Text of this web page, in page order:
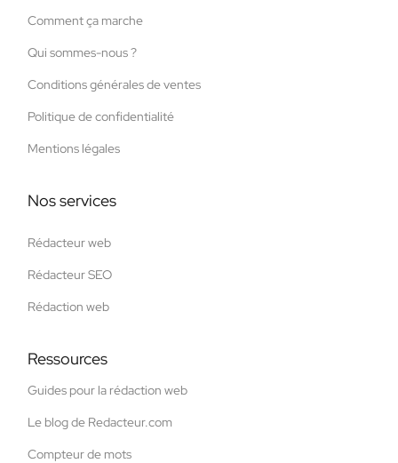
Comment ça marche
Qui sommes-nous ?
Conditions générales de ventes
Politique de confidentialité
Mentions légales
Nos services
Rédacteur web
Rédacteur SEO
Rédaction web
Ressources
Guides pour la rédaction web
Le blog de Redacteur.com
Compteur de mots